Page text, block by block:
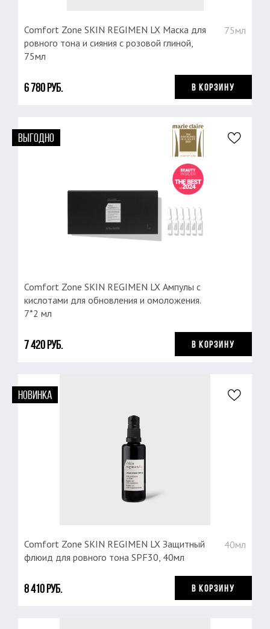
Comfort Zone SKIN REGIMEN LX Маска для
ровного тона и сияния с розовой глиной,
75мл
75мл
6 780 руб. В КОРЗИНУ
ВЫГОДНО
Comfort Zone SKIN REGIMEN LX Ампулы с
кислотами для обновления и омоложения.
7*2 мл
7 420 руб. В КОРЗИНУ
НОВИНКА
Comfort Zone SKIN REGIMEN LX Защитный
флюид для ровного тона SPF30, 40мл
40мл
8 410 руб. В КОРЗИНУ